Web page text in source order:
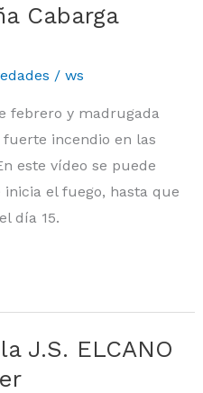
Cabarga
/ ws
febrero y madrugada
incendio en las
este vídeo se puede
el fuego, hasta que
día 15.
J.S. ELCANO